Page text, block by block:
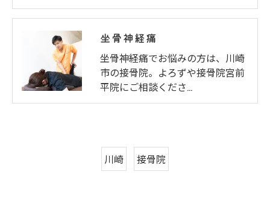
坐骨神経痛
坐骨神経痛でお悩みの方は、川崎
市の接骨院。よろずや接骨院宮前
平院にご相談くださ…
川崎 接骨院